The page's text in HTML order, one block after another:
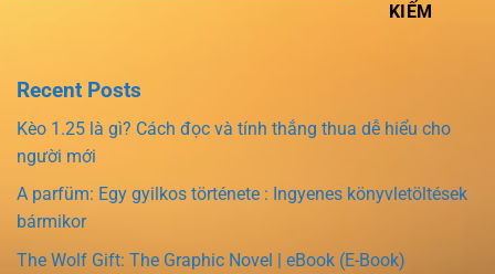
KIẾM
Recent Posts
Kèo 1.25 là gì? Cách đọc và tính thắng thua dễ hiểu cho
người mới
A parfüm: Egy gyilkos története : Ingyenes könyvletöltések
bármikor
The Wolf Gift: The Graphic Novel | eBook (E-Book)